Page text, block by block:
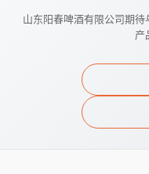
山东阳春啤酒有限公司期
产